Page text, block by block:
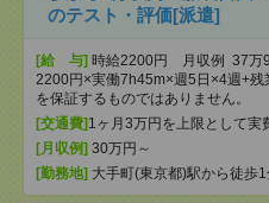
のテスト・評価[派遣]
[給 与] 時給2200円 月収例 37万
2200円×実働7h45m×週5日×4週+
を保証するものではありません。
[交通費] 1ヶ月3万円を上限として実
[月収例] 30万円～
[勤務地] 大手町(東京都)駅から徒歩